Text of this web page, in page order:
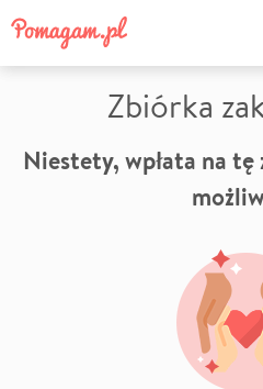
Zbiórka
Niestety, wpłata na